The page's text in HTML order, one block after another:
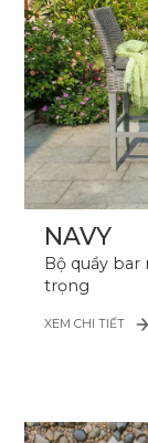
NAVY
Bộ quầy
trọng
XEM CHI TIẾT